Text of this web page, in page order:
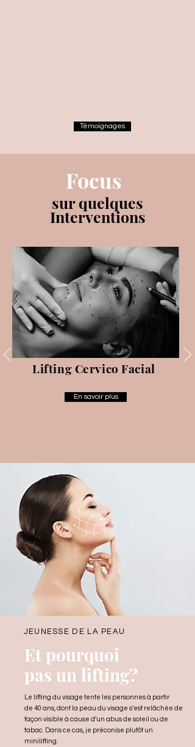
Témoignages
Focus
sur quelques
Interventions
CHIRURGIE DU VISAGE
Lifting Cervico Facial
En savoir plus
Et pourquoi
pas un lifting?
JEUNESSE DE LA PEAU
Le lifting du visage tente les personnes à partir
de 40 ans, dont la peau du visage s’est relâchée de
façon visible à cause d’un abus de soleil ou de
tabac. Dans ce cas, je préconise plutôt un
minilifting.